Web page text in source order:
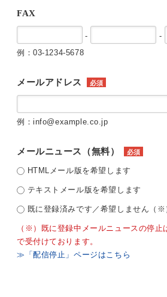
FAX
-
-
例：03-1234-5678
メールアドレス 必須
例：info@example.co.jp
メールニュース（無料） 必須
HTMLメール版を希望します
テキストメール版を希望します
既に登録済みです／希望しません（※
（※）既に登録中メールニュースの停止
で受付けております。
≫「配信停止」ページはこちら